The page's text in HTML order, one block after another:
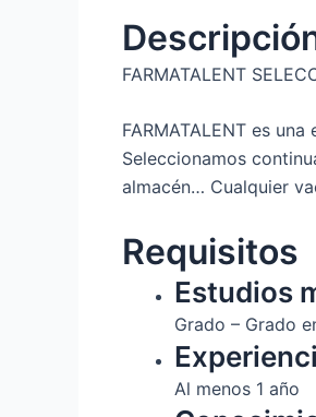
FARMATALENT
FARMATALENT es
Seleccionamos
almacén… Cualquier
Requisitos
Estudios
Grado – Grado
Al menos 1 año